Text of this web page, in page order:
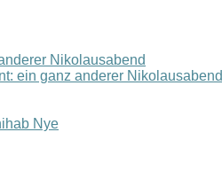
Nikolausabend
ein ganz anderer Nikolausabend
Nye